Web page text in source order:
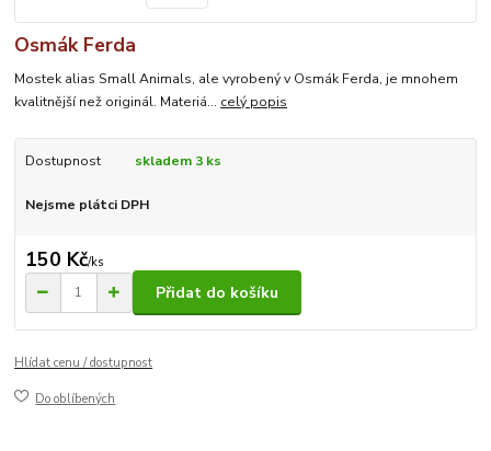
Osmák Ferda
Mostek alias Small Animals, ale vyrobený v Osmák Ferda, je mnohem
kvalitnější než originál. Materiá... celý popis
Dostupnost skladem 3 ks
Nejsme plátci DPH
150 Kč/ks
Přidat do košíku
Hlídat cenu / dostupnost
Do oblíbených